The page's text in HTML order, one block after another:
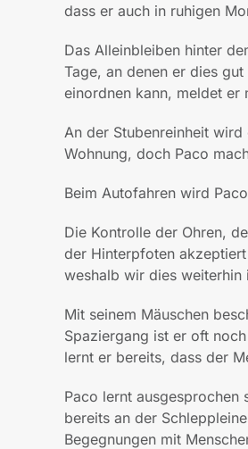
dass er auch in ruhigen
Das Alleinbleiben hinter
Tage, an denen er dies
einordnen kann, meldet er
An der Stubenreinheit
Wohnung, doch Paco
Beim Autofahren wird
Die Kontrolle der Ohren,
der Hinterpfoten
weshalb wir dies weiterhin
Mit seinem Mäuschen
Spaziergang ist er oft
lernt er bereits, dass der
Paco lernt ausgesprochen
bereits an der
Begegnungen mit